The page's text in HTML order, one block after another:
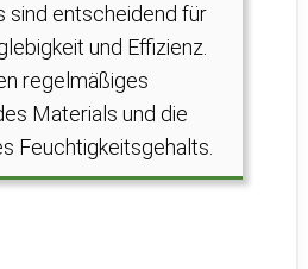
sind entscheidend für
und Effizienz.
regelmäßiges
Materials und die
Feuchtigkeitsgehalts.